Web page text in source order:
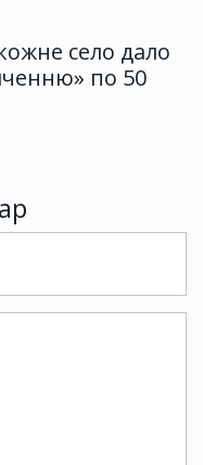
село дало
по 50